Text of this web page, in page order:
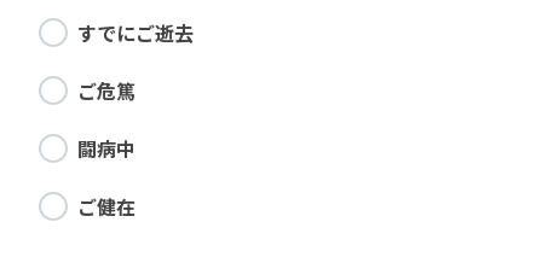
すでにご逝去
ご危篤
闘病中
ご健在